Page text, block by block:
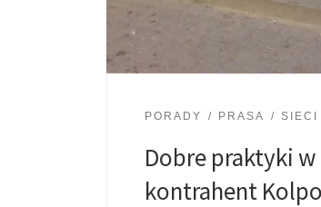
PORADY PRASA SIECI
Dobre praktyki
kontrahent